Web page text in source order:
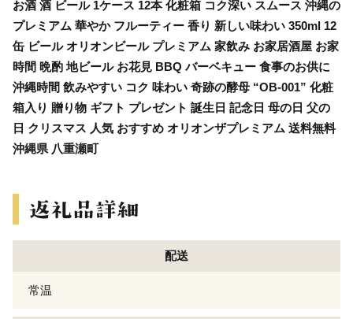
お酒 酒 ビール 1ケース 12本 化粧箱 コク深い スムース 沖縄の
プレミアム 華やか フルーティー 香り 新しい味わい 350ml 12
缶 ビール オリオンビール プレミアム 家飲み お家居酒屋 お家
時間 晩酌 地ビール お花見 BBQ バーベキュー 食事のお供に
沖縄時間 飲みやすい コク 味わい 奇跡の酵母 “OB-001” 化粧
箱入り 贈り物 ギフト プレゼント 誕生日 記念日 母の日 父の
日 クリスマス 人気 おすすめ オリオンザプレミアム 送料無料
沖縄県 八重瀬町
配送
常温